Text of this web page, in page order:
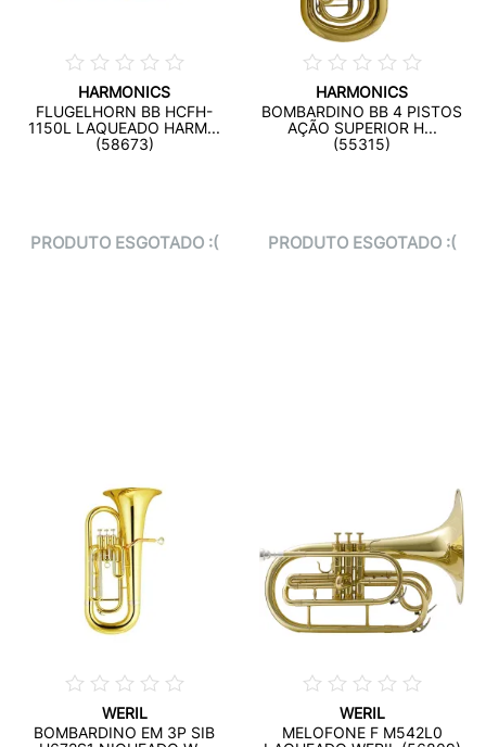
HARMONICS
FLUGELHORN BB HCFH-
1150L LAQUEADO HARM...
(58673)
PRODUTO ESGOTADO :(
HARMONICS
BOMBARDINO BB 4 PISTOS
AÇÃO SUPERIOR H...
(55315)
PRODUTO ESGOTADO :(
WERIL
BOMBARDINO EM 3P SIB
WERIL
MELOFONE F M542L0